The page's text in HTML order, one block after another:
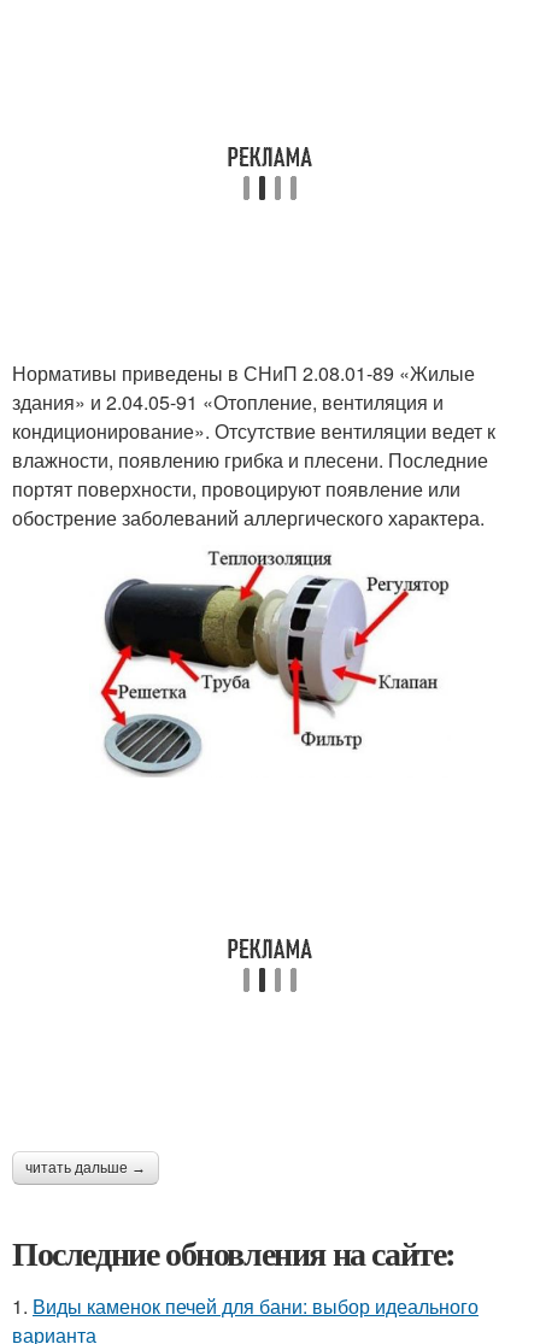
Нормативы приведены в СНиП 2.08.01-89 «Жилые
здания» и 2.04.05-91 «Отопление, вентиляция и
кондиционирование». Отсутствие вентиляции ведет к
влажности, появлению грибка и плесени. Последние
портят поверхности, провоцируют появление или
обострение заболеваний аллергического характера.
читать дальше →
Последние обновления на сайте:
1. Виды каменок печей для бани: выбор идеального
варианта